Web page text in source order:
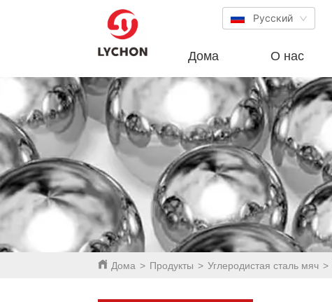
Русский
Дома О нас
Дома > Продукты > Углеродистая сталь мяч >